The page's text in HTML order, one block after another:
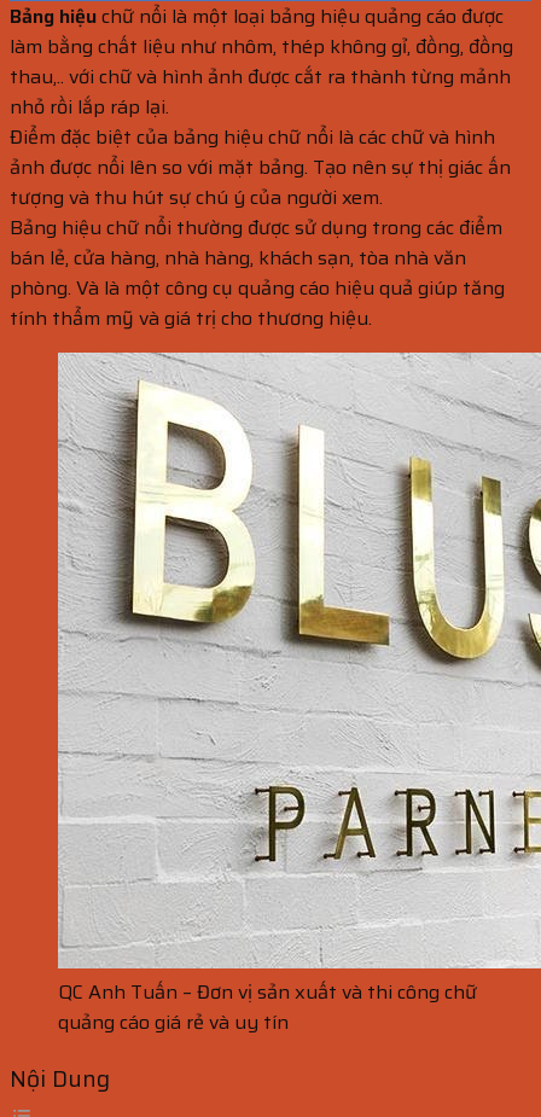
Bảng hiệuchữ nổi là một loại bảng hiệu quảng cáo được
làm bằng chất liệu như nhôm, thép không gỉ, đồng, đồng
thau,.. với chữ và hình ảnh được cắt ra thành từng mảnh
nhỏ rồi lắp ráp lại.
Điểm đặc biệt của bảng hiệu chữ nổi là các chữ và hình
ảnh được nổi lên so với mặt bảng. Tạo nên sự thị giác ấn
tượng và thu hút sự chú ý của người xem.
Bảng hiệu chữ nổi thường được sử dụng trong các điểm
bán lẻ, cửa hàng, nhà hàng, khách sạn, tòa nhà văn
phòng. Và là một công cụ quảng cáo hiệu quả giúp tăng
tính thẩm mỹ và giá trị cho thương hiệu.
QC Anh Tuấn – Đơn vị sản xuất và thi công chữ
quảng cáo giá rẻ và uy tín
Nội Dung